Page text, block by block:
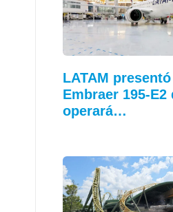
LATAM
Embraer 195-E2
operará…